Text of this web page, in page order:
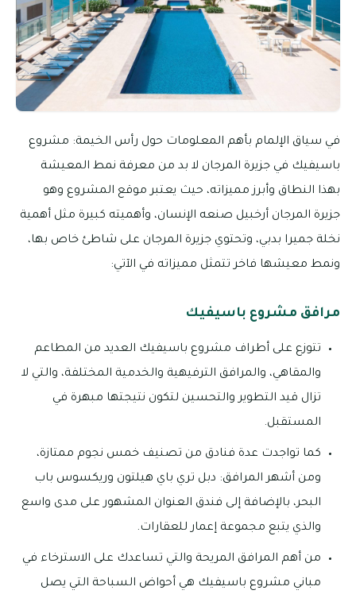
في سياق الإلمام بأهم المعلومات حول رأس الخيمة: مشروع
باسيفيك في جزيرة المرجان لا بد من معرفة نمط المعيشة
بهذا النطاق وأبرز مميزاته، حيث يعتبر موقع المشروع وهو
جزيرة المرجان أرخبيل صنعه الإنسان، وأهميته كبيرة مثل أهمية
نخلة جميرا بدبي، وتحتوي جزيرة المرجان على شاطئ خاص بها،
ونمط معيشها فاخر تتمثل مميزاته في الآتي:
مرافق مشروع باسيفيك
تتوزع على أطراف مشروع باسيفيك العديد من المطاعم
والمقاهي، والمرافق الترفيهية والخدمية المختلفة، والتي لا
تزال قيد التطوير والتحسين لتكون نتيجتها مبهرة في
المستقبل.
كما تواجدت عدة فنادق من تصنيف خمس نجوم ممتازة،
ومن أشهر المرافق: دبل تري باي هيلتون وريكسوس باب
البحر، بالإضافة إلى فندق العنوان المشهور على مدى واسع
والذي يتبع مجموعة إعمار للعقارات.
من أهم المرافق المريحة والتي تساعدك على الاسترخاء في
مباني مشروع باسيفيك هي أحواض السباحة التي يصل